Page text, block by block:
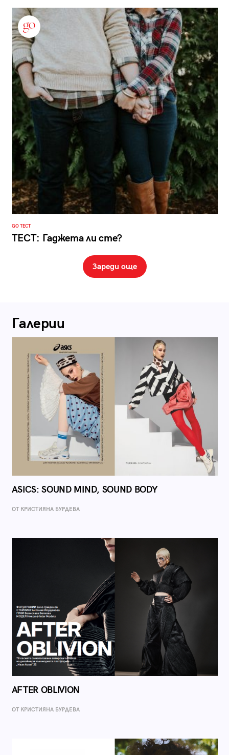
GO ТЕСТ
ТЕСТ: Гаджета ли сте?
Зареди още
Галерии
ASICS: SOUND MIND, SOUND BODY
ОТ КРИСТИЯНА БУРДЕВА
AFTER OBLIVION
ОТ КРИСТИЯНА БУРДЕВА